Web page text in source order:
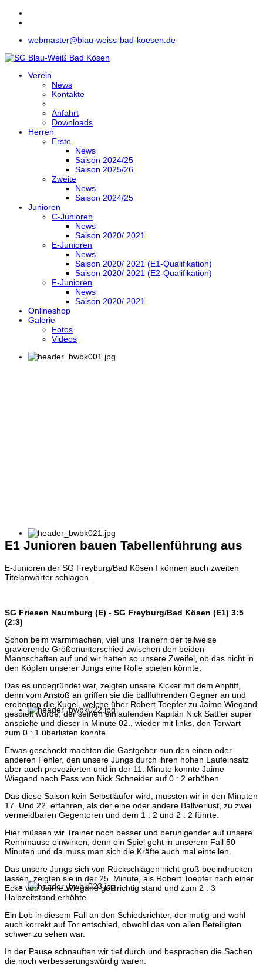
webmaster@blau-weiss-bad-koesen.de
Verein
News
Kontakte
Anfahrt
Downloads
Herren
Erste
News
Saison 2024/25
Saison 2025/26
Zweite
News
Saison 2024/25
Junioren
C-Junioren
News
Saison 2020/ 2021
E-Junioren
News
Saison 2020/ 2021 (E1-Qualifikation)
Saison 2020/ 2021 (E2-Qualifikation)
F-Junioren
News
Saison 2020/ 2021
Onlineshop
Galerie
Fotos
Videos
E1 Junioren bauen Tabellenführung aus
E-Junioren der SG Freyburg/Bad Kösen I können auch zweiten
Titelanwärter schlagen.
SG Friesen Naumburg (E) - SG Freyburg/Bad Kösen (E1) 3:5
(2:3)
Schon beim warmmachen, viel uns Trainern der teilweise
gravierende Größenunterschied zwischen den beiden
Mannschaften auf und wir hatten so unsere Zweifel, ob das nicht in
den Köpfen unserer Jungs eine Rolle spielen könnte.
Das es unbegründet war, zeigten unsere Kicker mit dem Anpfiff,
denn vom Anstoß an griffen sie die ballführenden Gegner an und
eroberten die Kugel, welche über Robert Toepfer zu Jaime Wiegand
gespielt wurde, der seinen einlaufenden Kapitän Nick Sattler super
anspielte und dieser in Minute 02., wieder mit links, den Torwart
zum 0 : 1 überlisten konnte.
Etwas geschockt machten die Gastgeber nun den einen oder
anderen Fehler, den unsere Jungs durch ihren hohen Laufeinsatz
aber auch provozierten und in der 11. Minute konnte Jaime
Wiegand nach Pass von Nick Schneider auf 0 : 2 erhöhen.
Das diese Saison kein Selbstläufer wird, mussten wir in den Minuten
17. Und 22. erfahren, als der eine oder andere Ballverlust, zu zwei
vermeidbaren Gegentoren und dem 1 : 2 und 2 : 2 führte.
Hier müssen wir Trainer noch besser und beruhigender auf unsere
Rennmäuse einwirken, denn ein Spiel geht in unserem Fall 50
Minuten und da muss man sich die Kräfte auch mal einteilen.
Das unsere Jungs sich von Rückschlägen nicht groß beeindrucken
lassen, zeigten sie in der 25. Minute, als Robert Toepfer nach einer
Ecke von Jaime Wiegand goldrichtig stand und zum 2 : 3
Halbzeitstand erhöhte.
Ein Lob in diesem Fall an den Schiedsrichter, der mutig und wohl
auch korrekt auf Tor entschied, obwohl das von allen Beteiligten
schwer zu sehen war.
In der Pause schnauften wir tief durch und besprachen die Sachen
die noch verbesserungswürdig waren.